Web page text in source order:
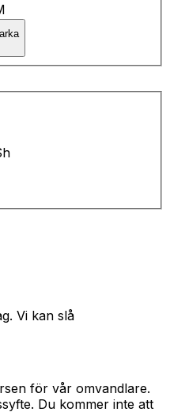
Vi kan slå
för vår omvandlare.
Du kommer inte att